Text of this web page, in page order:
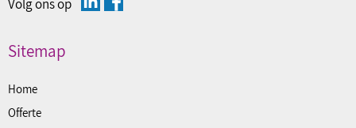
Volg ons op
Sitemap
Home
Offerte